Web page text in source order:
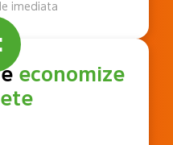
imediata
economize